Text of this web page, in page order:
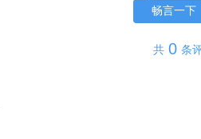
畅言一下
共 0 条